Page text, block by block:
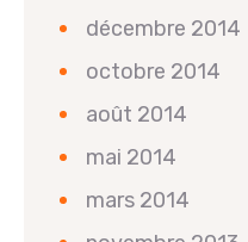
décembre 2014
octobre 2014
août 2014
mai 2014
mars 2014